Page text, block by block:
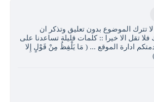
تترك الموضوع بدون تعليق وتذكر ان
تقل الا خيرا :: كلمات قليلة تساعدنا على
ادارة الموقع ... ( مَا يَلْفِظُ مِنْ قَوْلٍ إِلا